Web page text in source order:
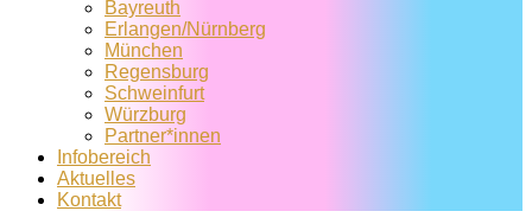
Bayreuth
Erlangen/Nürnberg
München
Regensburg
Schweinfurt
Würzburg
Partner*innen
Infobereich
Aktuelles
Kontakt